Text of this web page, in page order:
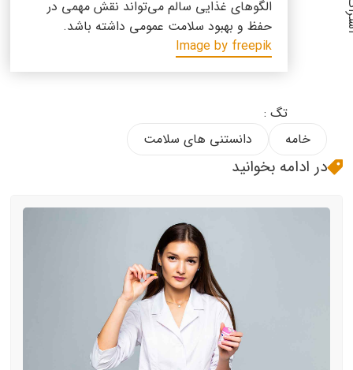
الگوهای غذایی سالم می‌تواند نقش مهمی در
حفظ و بهبود سلامت عمومی داشته باشد.
Image by freepik
تگ :
خامه
دانستنی های سلامت
در ادامه بخوانید